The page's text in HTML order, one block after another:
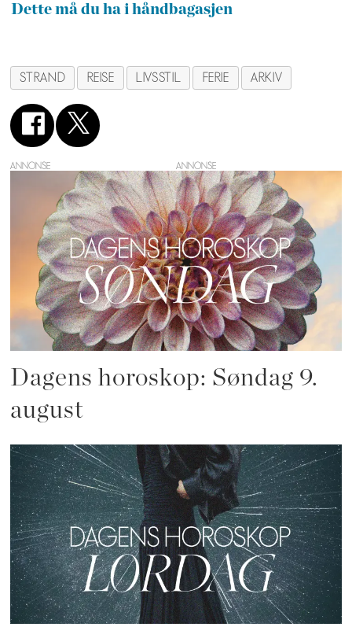
Dette må du ha i håndbagasjen
STRAND REISE LIVSSTIL FERIE ARKIV
ANNONSE
Dagens horoskop: Søndag 9.
august